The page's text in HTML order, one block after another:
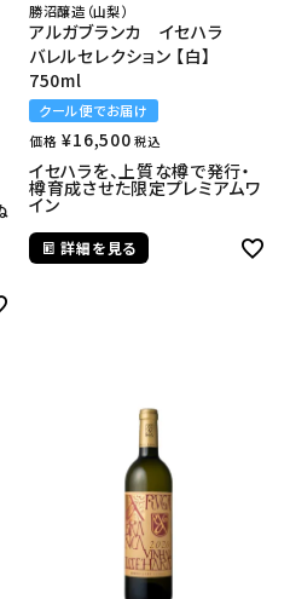
勝沼醸造（山梨）
アルガブランカ イセハラ
バレルセレクション 【白】
750ml
クール便でお届け
価格 ¥16,500 税込
イセハラを、上質な樽で発行・
樽育成させた限定プレミアムワ
イン
詳細を見る